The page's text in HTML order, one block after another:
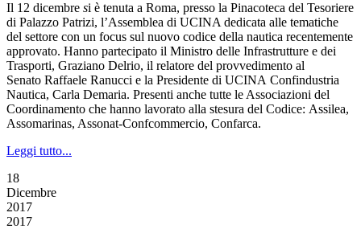
Il 12 dicembre si è tenuta a Roma, presso la Pinacoteca del Tesoriere
di Palazzo Patrizi, l’Assemblea di UCINA dedicata alle tematiche
del settore con un focus sul nuovo codice della nautica recentemente
approvato. Hanno partecipato il Ministro delle Infrastrutture e dei
Trasporti, Graziano Delrio, il relatore del provvedimento al
Senato Raffaele Ranucci e la Presidente di UCINA Confindustria
Nautica, Carla Demaria. Presenti anche tutte le Associazioni del
Coordinamento che hanno lavorato alla stesura del Codice: Assilea,
Assomarinas, Assonat-Confcommercio, Confarca.
Leggi tutto...
18
Dicembre
2017
2017